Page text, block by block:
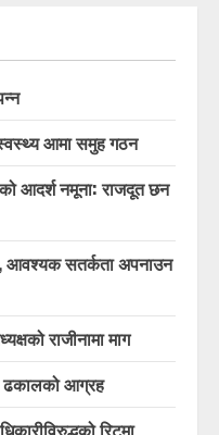
आमा समुह गठन
आदर्श नमूना: राजदूत छन
आवश्यक सतर्कता अपनाउन
राजीनामा माग
ढकालको आग्रह
रिटमा